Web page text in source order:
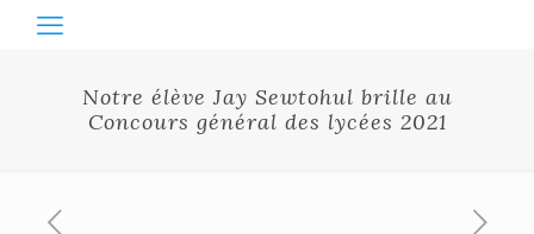
Notre élève Jay Sewtohul brille au
Concours général des lycées 2021